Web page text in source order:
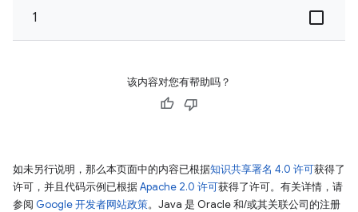
1
该内容对您有帮助吗？
如未另行说明，那么本页面中的内容已根据知识共享署名 4.0 许可获得了
许可，并且代码示例已根据Apache 2.0 许可获得了许可。有关详情，请
参阅 Google 开发者网站政策。Java 是 Oracle 和/或其关联公司的注册